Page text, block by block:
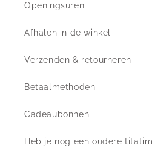
Openingsuren
Afhalen in de winkel
Verzenden & retourneren
Betaalmethoden
Cadeaubonnen
Heb je nog een oudere